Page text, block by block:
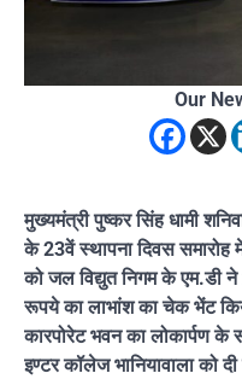
Our
मुख्यमंत्री पुष्कर सिंह धामी
के 23वें स्थापना दिवस
को जल विद्युत निगम के एम.डी
रूपये का लाभांश का चेक भेंट
कारपोरेट भवन का लोकार्पण के
इण्टर कॉलेज भानियावाला को